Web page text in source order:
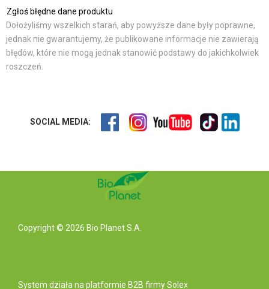
Zgłoś błędne dane produktu
Dołożyliśmy wszelkich starań, aby powyższe dane były poprawne,
jednak nie gwarantujemy, że publikowane informacje nie zawierają
błędów, które nie mogą jednak stanowić podstawy do jakichkolwiek
roszczeń.
SOCIAL MEDIA:
Copyright © 2026 Bio Planet S.A.
System działa na platformie B2B firmy Solex